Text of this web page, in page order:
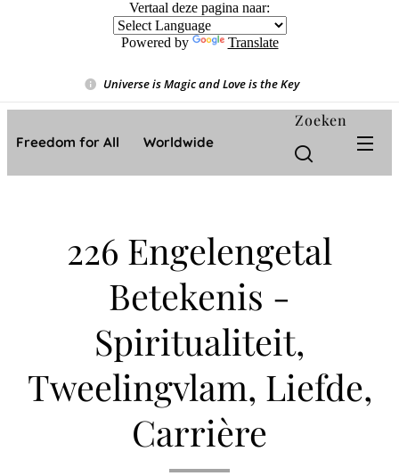
Vertaal deze pagina naar:
Powered by Translate
Universe is Magic and Love is the Key❤️
Freedom for All ❤️ Worldwide
Zoeken
226 Engelengetal
Betekenis -
Spiritualiteit,
Tweelingvlam, Liefde,
Carrière